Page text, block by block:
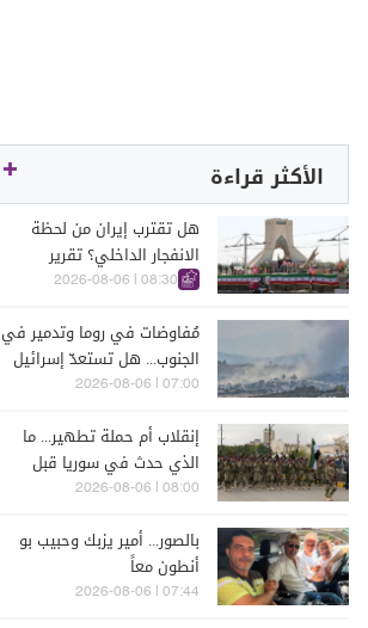
الأكثر قراءة
هل تقترب إيران من لحظة
الانفجار الداخلي؟ تقرير
اسرائيلي يكشف الكواليس
08:30 | 2026-08-06
مُفاوضات في روما وتدمير في
الجنوب... هل تستعدّ إسرائيل
للحرب؟
07:00 | 2026-08-06
إنقلاب أم حملة تطهير... ما
الذي حدث في سوريا قبل
يومين؟
08:00 | 2026-08-06
بالصور... أمير يزبك وحبيب بو
أنطون معاً
07:44 | 2026-08-06